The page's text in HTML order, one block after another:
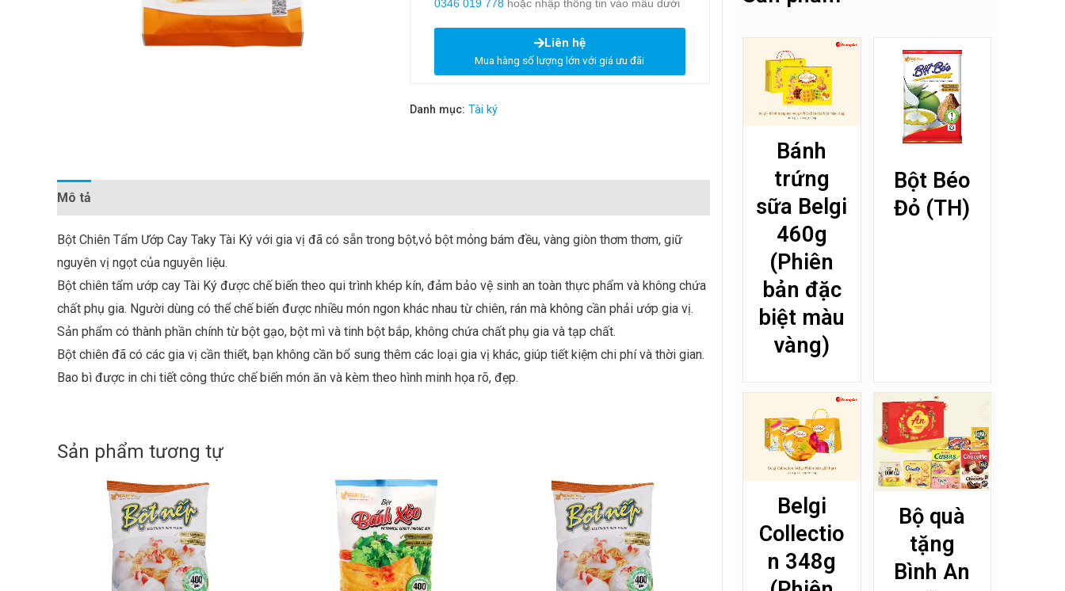
0346 019 778hoặc nhập thông tin vào mẫu dưới
Liên hệ
Mua hàng số lượng lớn với giá ưu đãi
Danh mục: Tài ký
Mô tả
Bột Chiên Tẩm Ướp Cay Taky Tài Ký với gia vị đã có sẵn trong bột,vỏ bột mỏng bám đều, vàng giòn thơm thơm, giữ
nguyên vị ngọt của nguyên liệu.
Bột chiên tẩm ướp cay Tài Ký được chế biến theo qui trình khép kín, đảm bảo vệ sinh an toàn thực phẩm và không chứa
chất phụ gia. Người dùng có thể chế biến được nhiều món ngon khác nhau từ chiên, rán mà không cần phải ướp gia vị.
Sản phẩm có thành phần chính từ bột gạo, bột mì và tinh bột bắp, không chứa chất phụ gia và tạp chất.
Bột chiên đã có các gia vị cần thiết, bạn không cần bổ sung thêm các loại gia vị khác, giúp tiết kiệm chi phí và thời gian.
Bao bì được in chi tiết công thức chế biến món ăn và kèm theo hình minh họa rõ, đẹp.
Sản phẩm tương tự
Bánh
trứng
sữa Belgi
460g
(Phiên
bản đặc
biệt màu
vàng)
Bột Béo
Đỏ (TH)
Belgi
Collectio
n 348g
Bộ quà
tặng
Bình An